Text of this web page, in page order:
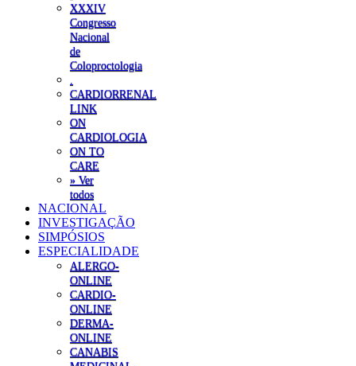
XXXIV
Congresso
Nacional
de
Coloproctologia
CARDIORRENAL
LINK
ON
CARDIOLOGIA
ON TO
CARE
» Ver
todos
NACIONAL
INVESTIGAÇÃO
SIMPÓSIOS
ESPECIALIDADE
ALERGO-
ONLINE
CARDIO-
ONLINE
DERMA-
ONLINE
CANABIS